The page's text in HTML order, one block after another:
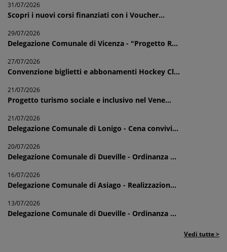
31/07/2026
Scopri i nuovi corsi finanziati con i Voucher...
29/07/2026
Delegazione Comunale di Vicenza - "Progetto R...
27/07/2026
Convenzione biglietti e abbonamenti Hockey Cl...
21/07/2026
Progetto turismo sociale e inclusivo nel Vene...
21/07/2026
Delegazione Comunale di Lonigo - Cena convivi...
20/07/2026
Delegazione Comunale di Dueville - Ordinanza ...
16/07/2026
Delegazione Comunale di Asiago - Realizzazion...
13/07/2026
Delegazione Comunale di Dueville - Ordinanza ...
Vedi tutte >